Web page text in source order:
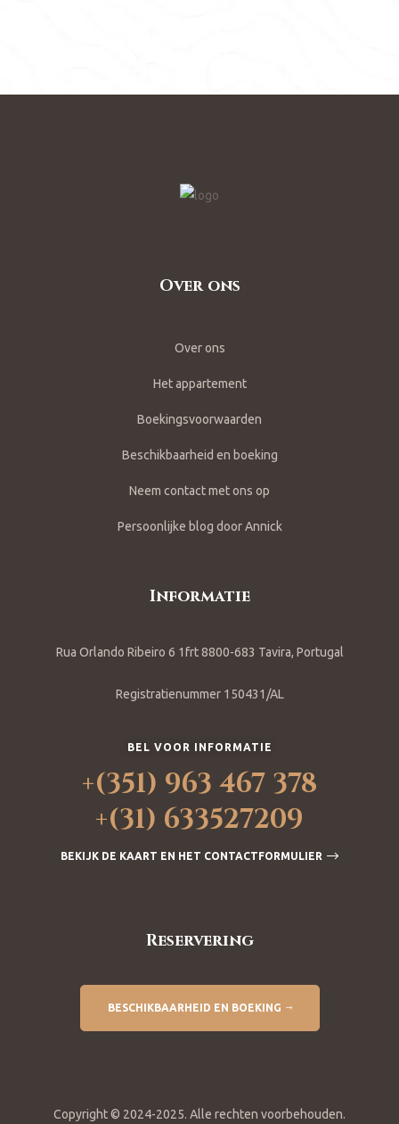
Over ons
Over ons
Het appartement
Boekingsvoorwaarden
Beschikbaarheid en boeking
Neem contact met ons op
Persoonlijke blog door Annick
Informatie
Rua Orlando Ribeiro 6 1frt 8800-683 Tavira, Portugal
Registratienummer 150431/AL
BEL VOOR INFORMATIE
+(351) 963 467 378
+(31) 633527209
BEKIJK DE KAART EN HET CONTACTFORMULIER
Reservering
BESCHIKBAARHEID EN BOEKING
Copyright © 2024-2025. Alle rechten voorbehouden.